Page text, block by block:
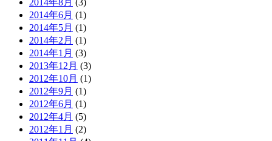
2014年8月 (3)
2014年6月 (1)
2014年5月 (1)
2014年2月 (1)
2014年1月 (3)
2013年12月 (3)
2012年10月 (1)
2012年9月 (1)
2012年6月 (1)
2012年4月 (5)
2012年1月 (2)